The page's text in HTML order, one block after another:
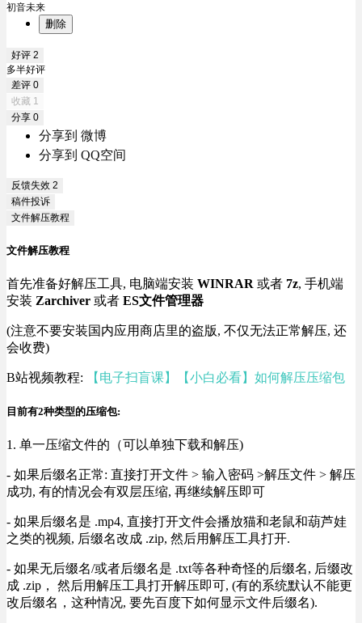
初音未来
删除
好评 2
多半好评
差评 0
收藏 1
分享 0
分享到 微博
分享到 QQ空间
反馈失效 2
稿件投诉
文件解压教程
文件解压教程
首先准备好解压工具, 电脑端安装 WINRAR 或者 7z, 手机端
安装 Zarchiver 或者 ES文件管理器
(注意不要安装国内应用商店里的盗版, 不仅无法正常解压, 还
会收费)
B站视频教程: 【电子扫盲课】【小白必看】如何解压压缩包
目前有2种类型的压缩包:
1. 单一压缩文件的（可以单独下载和解压)
- 如果后缀名正常: 直接打开文件 > 输入密码 >解压文件 > 解压
成功, 有的情况会有双层压缩, 再继续解压即可
- 如果后缀名是 .mp4, 直接打开文件会播放猫和老鼠和葫芦娃
之类的视频, 后缀名改成 .zip, 然后用解压工具打开.
- 如果无后缀名/或者后缀名是 .txt等各种奇怪的后缀名, 后缀改
成 .zip， 然后用解压工具打开解压即可, (有的系统默认不能更
改后缀名，这种情况, 要先百度下如何显示文件后缀名).